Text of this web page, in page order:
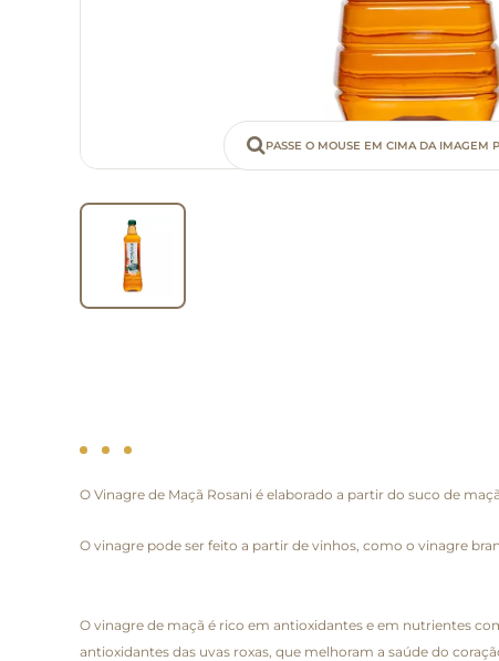
PASSE O MOUSE EM CIMA DA IMAGEM
O Vinagre de Maçã Rosani é elaborado a partir do suco de
O vinagre pode ser feito a partir de vinhos, como o vinagre
O vinagre de maçã é rico em antioxidantes e em nutrientes
antioxidantes das uvas roxas, que melhoram a saúde do